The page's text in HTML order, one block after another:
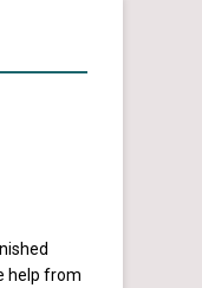
help from